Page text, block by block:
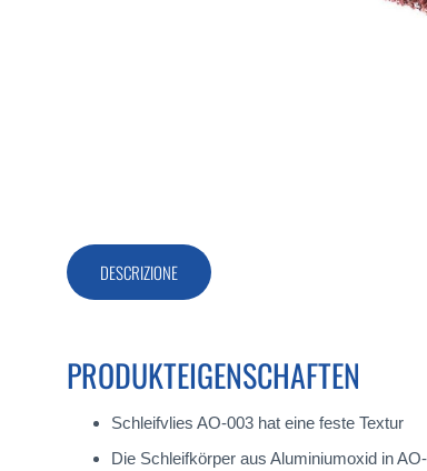
di
immaginiDESCRIZIONE
PRODUKTEIGENSCHAFTEN
Schleifvlies AO-003 hat eine feste Textur
Die Schleifkörper aus Aluminiumoxid in